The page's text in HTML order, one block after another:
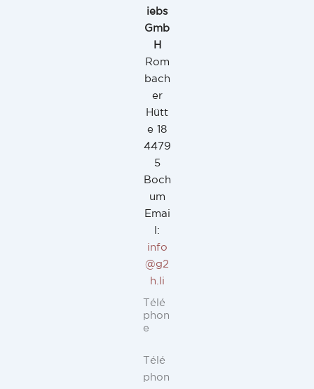
iebs
Gmb
H
Rom
bach
er
Hütt
e 18
4479
5
Boch
um
Emai
l:
info
@g2
h.li
Télé
phon
e
Télé
phon